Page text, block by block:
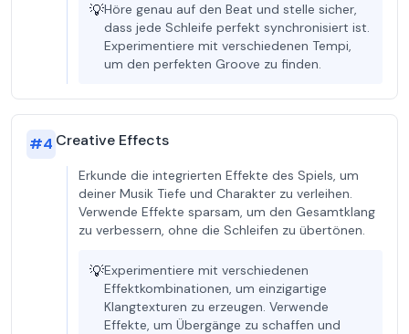
💡Höre genau auf den Beat und stelle sicher,
dass jede Schleife perfekt synchronisiert ist.
Experimentiere mit verschiedenen Tempi,
um den perfekten Groove zu finden.
#4 Creative Effects
Erkunde die integrierten Effekte des Spiels, um
deiner Musik Tiefe und Charakter zu verleihen.
Verwende Effekte sparsam, um den Gesamtklang
zu verbessern, ohne die Schleifen zu übertönen.
💡Experimentiere mit verschiedenen
Effektkombinationen, um einzigartige
Klangtexturen zu erzeugen. Verwende
Effekte, um Übergänge zu schaffen und